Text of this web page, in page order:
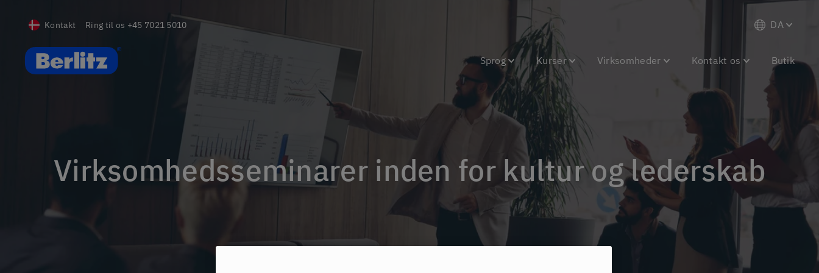
Kontakt Ring til os +45 7021 5010 DA
Berlitz DK
Sprog Kurser Virksomheder Kontakt os Butik
Virksomhedsseminarer inden for kultur og lederskab